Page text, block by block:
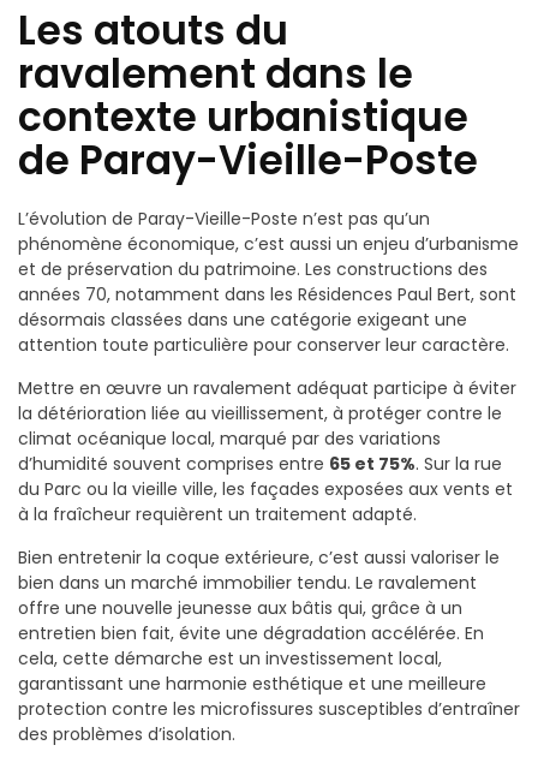
Les atouts du
ravalement dans le
contexte urbanistique
de Paray-Vieille-Poste
L’évolution de Paray-Vieille-Poste n’est pas qu’un
phénomène économique, c’est aussi un enjeu d’urbanisme
et de préservation du patrimoine. Les constructions des
années 70, notamment dans les Résidences Paul Bert, sont
désormais classées dans une catégorie exigeant une
attention toute particulière pour conserver leur caractère.
Mettre en œuvre un ravalement adéquat participe à éviter
la détérioration liée au vieillissement, à protéger contre le
climat océanique local, marqué par des variations
d’humidité souvent comprises entre 65 et 75%. Sur la rue
du Parc ou la vieille ville, les façades exposées aux vents et
à la fraîcheur requièrent un traitement adapté.
Bien entretenir la coque extérieure, c’est aussi valoriser le
bien dans un marché immobilier tendu. Le ravalement
offre une nouvelle jeunesse aux bâtis qui, grâce à un
entretien bien fait, évite une dégradation accélérée. En
cela, cette démarche est un investissement local,
garantissant une harmonie esthétique et une meilleure
protection contre les microfissures susceptibles d’entraîner
des problèmes d’isolation.